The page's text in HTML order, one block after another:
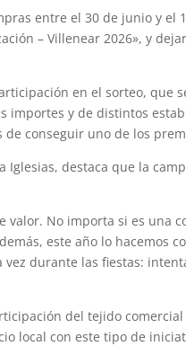
entre el 30 de junio y el
– Villenear 2026», y
en el sorteo, que
importes y de distintos
conseguir uno de los
Iglesias, destaca que la
valor. No importa si es una
este año lo hacemos
durante las fiestas:
del tejido
local con este tipo de